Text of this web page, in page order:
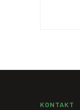
KONTAKT